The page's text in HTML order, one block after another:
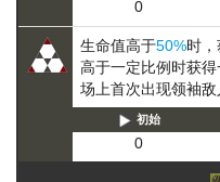
0
生命值高于50%时
高于一定比例时获得
场上首次出现领袖
初始
0